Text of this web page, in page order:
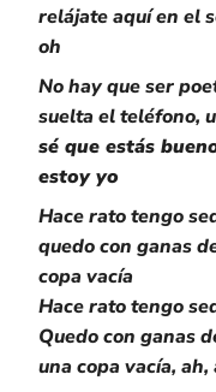
relájate aquí en el
oh
No hay que ser
suelta el teléfono,
sé que estás
estoy yo
Hace rato tengo
quedo con ganas
copa vacía
Hace rato tengo
Quedo con ganas
una copa vacía, ah,